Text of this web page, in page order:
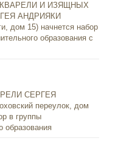
И ИЗЯЩНЫХ
АНДРИЯКИ
дом 15) начнется набор
образования с
СЕРГЕЯ
переулок, дом
в группы
образования